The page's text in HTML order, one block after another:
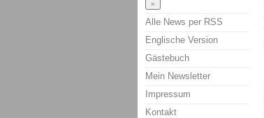
Alle News per RSS
Englische Version
Gästebuch
Mein Newsletter
Impressum
Kontakt